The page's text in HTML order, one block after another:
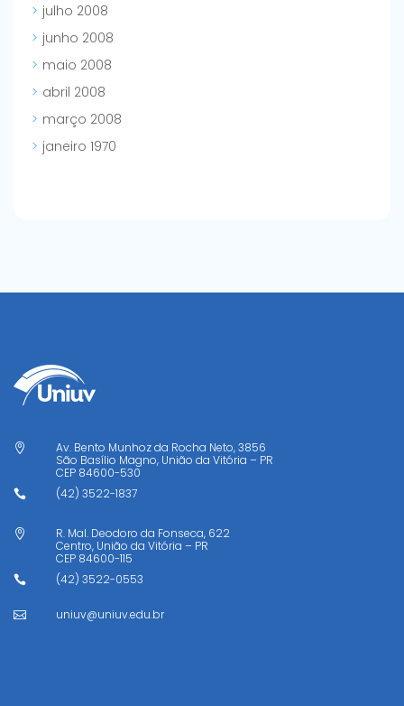
julho 2008
junho 2008
maio 2008
abril 2008
março 2008
janeiro 1970

Av. Bento Munhoz da Rocha Neto, 3856
São Basílio Magno, União da Vitória – PR
CEP 84600-530
 (42) 3522-1837

R. Mal. Deodoro da Fonseca, 622
Centro, União da Vitória – PR
CEP 84600-115
 (42) 3522-0553
 uniuv@uniuv.edu.br